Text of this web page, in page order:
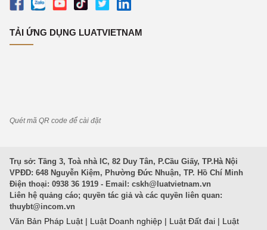
TẢI ỨNG DỤNG LUATVIETNAM
Quét mã QR code để cài đặt
Trụ sở: Tầng 3, Toà nhà IC, 82 Duy Tân, P.Cầu Giấy, TP.Hà Nội
VPĐD: 648 Nguyễn Kiệm, Phường Đức Nhuận, TP. Hồ Chí Minh
Điện thoại: 0938 36 1919 - Email: cskh@luatvietnam.vn
Liên hệ quảng cáo; quyền tác giả và các quyền liên quan:
thuybt@incom.vn
Văn Bản Pháp Luật | Luật Doanh nghiệp | Luật Đất đai | Luật